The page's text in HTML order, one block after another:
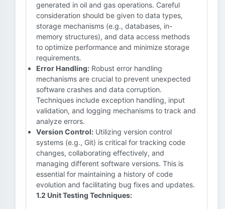
generated in oil and gas operations. Careful
consideration should be given to data types,
storage mechanisms (e.g., databases, in-
memory structures), and data access methods
to optimize performance and minimize storage
requirements.
Error Handling: Robust error handling
mechanisms are crucial to prevent unexpected
software crashes and data corruption.
Techniques include exception handling, input
validation, and logging mechanisms to track and
analyze errors.
Version Control: Utilizing version control
systems (e.g., Git) is critical for tracking code
changes, collaborating effectively, and
managing different software versions. This is
essential for maintaining a history of code
evolution and facilitating bug fixes and updates.
1.2 Unit Testing Techniques: